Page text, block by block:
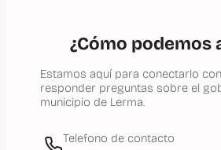
¿Cómo podemos
Estamos aquí para conectarlo
responder preguntas sobre el
municipio de Lerma.
Telefono de contacto